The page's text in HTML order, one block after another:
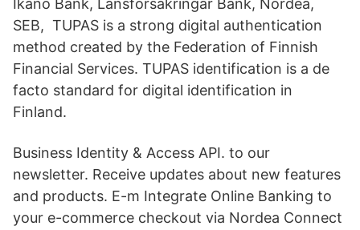
Ikano Bank, Länsförsäkringar Bank, Nordea,
SEB, TUPAS is a strong digital authentication
method created by the Federation of Finnish
Financial Services. TUPAS identification is a de
facto standard for digital identification in
Finland.
Business Identity & Access API. to our
newsletter. Receive updates about new features
and products. E-m Integrate Online Banking to
your e-commerce checkout via Nordea Connect